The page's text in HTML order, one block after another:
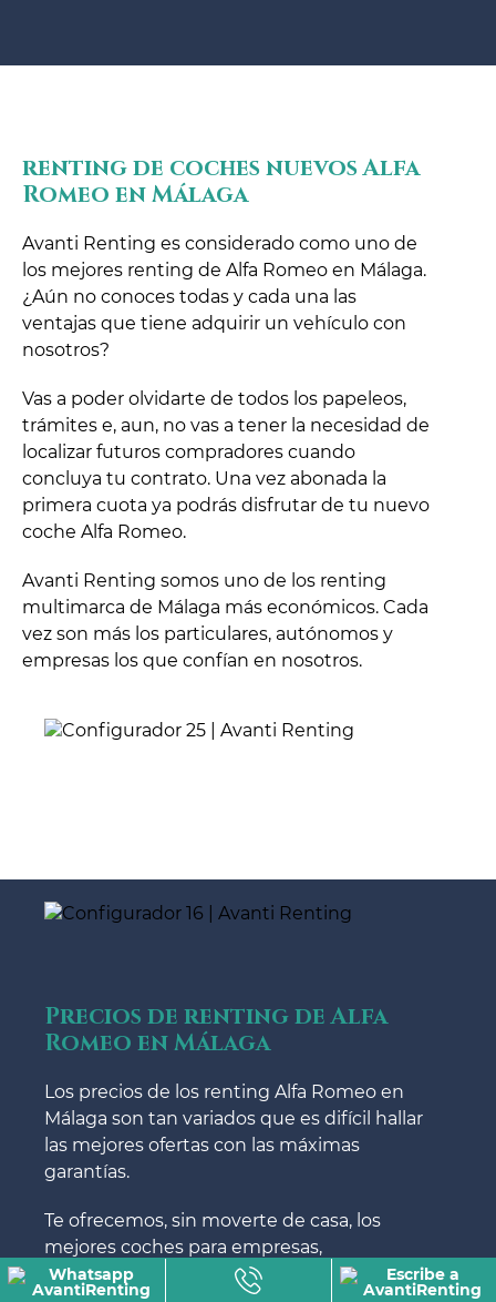
renting de coches nuevos Alfa
Romeo en Málaga
Avanti Renting es considerado como uno de
los mejores renting de Alfa Romeo en Málaga.
¿Aún no conoces todas y cada una las
ventajas que tiene adquirir un vehículo con
nosotros?
Vas a poder olvidarte de todos los papeleos,
trámites e, aun, no vas a tener la necesidad de
localizar futuros compradores cuando
concluya tu contrato. Una vez abonada la
primera cuota ya podrás disfrutar de tu nuevo
coche Alfa Romeo.
Avanti Renting somos uno de los renting
multimarca de Málaga más económicos. Cada
vez son más los particulares, autónomos y
empresas los que confían en nosotros.
Precios de renting de Alfa
Romeo en Málaga
Los precios de los renting Alfa Romeo en
Málaga son tan variados que es difícil hallar
las mejores ofertas con las máximas
garantías.
Te ofrecemos, sin moverte de casa, los
mejores coches para empresas,
particulares y autónomos mediante